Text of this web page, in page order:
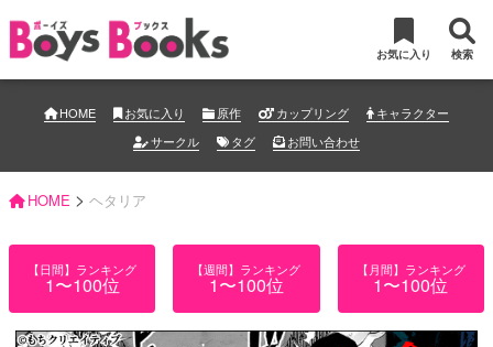
お気に入り 検索
HOME お気に入り 原作 カップリング
キャラクター
サークル
タグ お問い合わせ
HOME > ヘタリア
【日間】ランキング
1〜100位
【週間】ランキング
1〜100位
【月間】ランキング
1〜100位